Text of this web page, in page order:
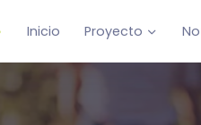
Inicio Proyecto